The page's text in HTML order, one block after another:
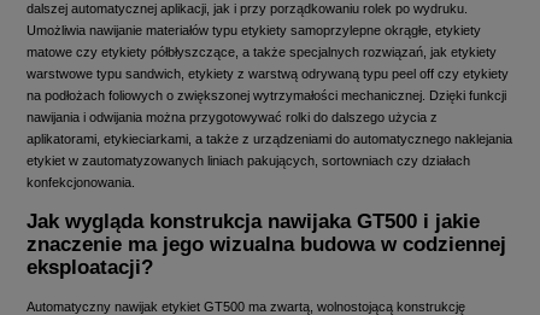
dalszej automatycznej aplikacji, jak i przy porządkowaniu rolek po wydruku.
Umożliwia nawijanie materiałów typu etykiety samoprzylepne okrągłe, etykiety
matowe czy etykiety półbłyszczące, a także specjalnych rozwiązań, jak etykiety
warstwowe typu sandwich, etykiety z warstwą odrywaną typu peel off czy etykiety
na podłożach foliowych o zwiększonej wytrzymałości mechanicznej. Dzięki funkcji
nawijania i odwijania można przygotowywać rolki do dalszego użycia z
aplikatorami, etykieciarkami, a także z urządzeniami do automatycznego naklejania
etykiet w zautomatyzowanych liniach pakujących, sortowniach czy działach
konfekcjonowania.
Jak wygląda konstrukcja nawijaka GT500 i jakie
znaczenie ma jego wizualna budowa w codziennej
eksploatacji?
Automatyczny nawijak etykiet GT500 ma zwartą, wolnostojącą konstrukcję